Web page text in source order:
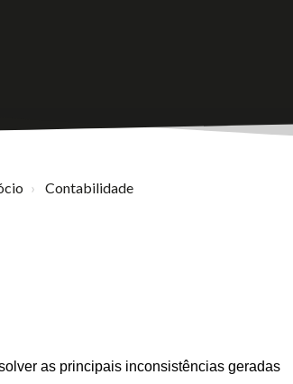
Contabilidade
as principais inconsistências geradas